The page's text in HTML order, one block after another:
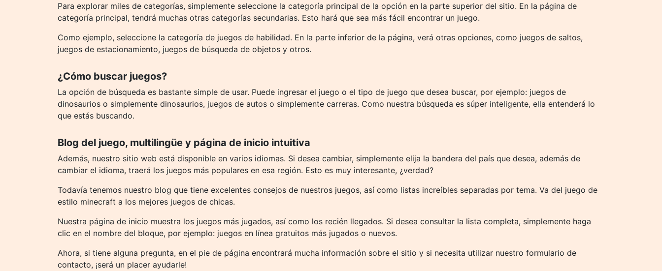
Para explorar miles de categorías, simplemente seleccione la categoría principal de la opción en la parte superior del sitio. En la página de
categoría principal, tendrá muchas otras categorías secundarias. Esto hará que sea más fácil encontrar un juego.
Como ejemplo, seleccione la categoría de juegos de habilidad. En la parte inferior de la página, verá otras opciones, como juegos de saltos,
juegos de estacionamiento, juegos de búsqueda de objetos y otros.
¿Cómo buscar juegos?
La opción de búsqueda es bastante simple de usar. Puede ingresar el juego o el tipo de juego que desea buscar, por ejemplo: juegos de
dinosaurios o simplemente dinosaurios, juegos de autos o simplemente carreras. Como nuestra búsqueda es súper inteligente, ella entenderá lo
que estás buscando.
Blog del juego, multilingüe y página de inicio intuitiva
Además, nuestro sitio web está disponible en varios idiomas. Si desea cambiar, simplemente elija la bandera del país que desea, además de
cambiar el idioma, traerá los juegos más populares en esa región. Esto es muy interesante, ¿verdad?
Todavía tenemos nuestro blog que tiene excelentes consejos de nuestros juegos, así como listas increíbles separadas por tema. Va del juego de
estilo minecraft a los mejores juegos de chicas.
Nuestra página de inicio muestra los juegos más jugados, así como los recién llegados. Si desea consultar la lista completa, simplemente haga
clic en el nombre del bloque, por ejemplo: juegos en línea gratuitos más jugados o nuevos.
Ahora, si tiene alguna pregunta, en el pie de página encontrará mucha información sobre el sitio y si necesita utilizar nuestro formulario de
contacto, ¡será un placer ayudarle!